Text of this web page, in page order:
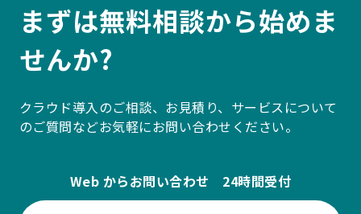
まずは無料相談から始めま
せんか?
クラウド導入のご相談、お見積り、サービスについて
のご質問などお気軽にお問い合わせください。
Web からお問い合わせ 24時間受付